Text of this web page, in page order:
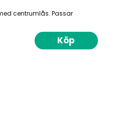
centrumlås. Passar
Köp